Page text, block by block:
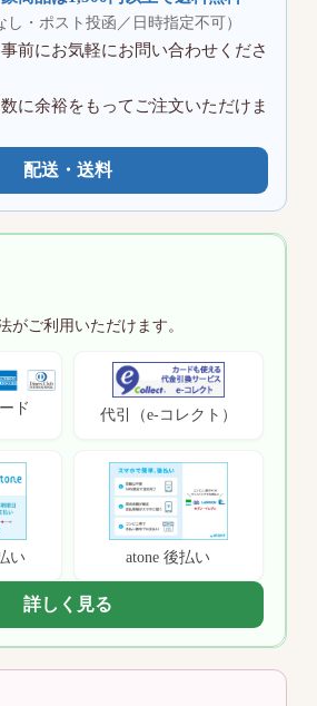
し・ポスト投函／日時指定不可）
前にお気軽にお問い合わせくださ
に余裕をもってご注文いただけま
配送・送料
がご利用いただけます。
ド 代引（e-コレクト）
い atone 後払い
詳しく見る